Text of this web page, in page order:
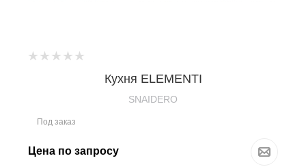
Кухня ELEMENTI
SNAIDERO
Под заказ
Цена по запросу